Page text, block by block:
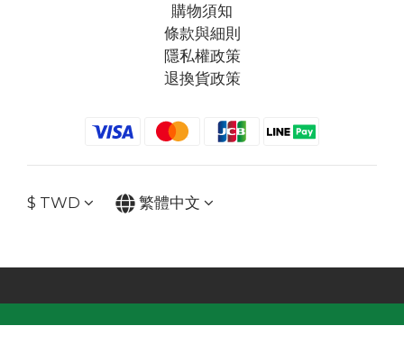
購物須知
條款與細則
隱私權政策
退換貨政策
$ TWD 繁體中文